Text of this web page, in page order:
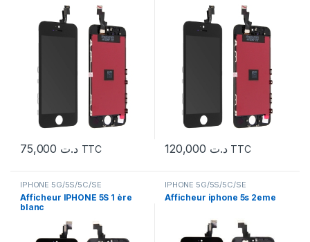
د.ت TTC د.ت TTC
IPHONE 5G/5S/5C/SE
Afficheur IPHONE 5S 1 ère
blanc
IPHONE 5G/5S/5C/SE
Afficheur iphone 5s 2eme